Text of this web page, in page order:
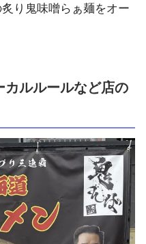
り鬼味噌らぁ麺をオー
カルルールなど店の